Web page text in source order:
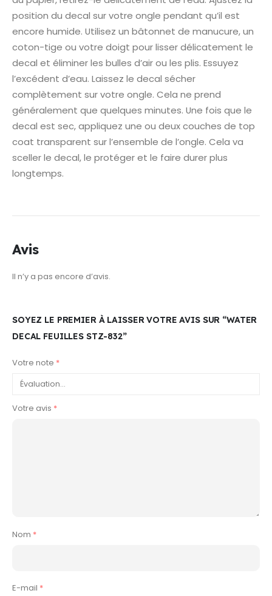
position du decal sur votre ongle pendant qu’il est
encore humide. Utilisez un bâtonnet de manucure, un
coton-tige ou votre doigt pour lisser délicatement le
decal et éliminer les bulles d’air ou les plis. Essuyez
l’excédent d’eau. Laissez le decal sécher
complètement sur votre ongle. Cela ne prend
généralement que quelques minutes. Une fois que le
decal est sec, appliquez une ou deux couches de top
coat transparent sur l’ensemble de l’ongle. Cela va
sceller le decal, le protéger et le faire durer plus
longtemps.
Avis
Il n’y a pas encore d’avis.
SOYEZ LE PREMIER À LAISSER VOTRE AVIS SUR “WATER
DECAL FEUILLES STZ-832”
Votre note *
Votre avis *
Nom *
E-mail *